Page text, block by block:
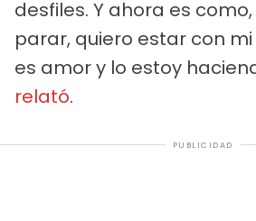
desfiles. Y ahora es
parar, quiero estar con
es amor y lo estoy
relató.
PUBLICIDAD